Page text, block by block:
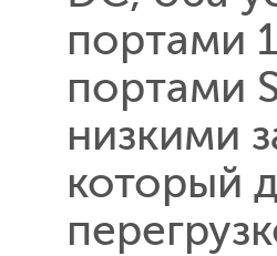
портами
портами
низкими
который